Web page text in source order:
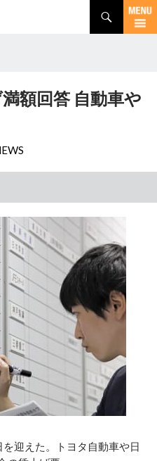
額回答 自動車や
迎えた。トヨタ自動車や日